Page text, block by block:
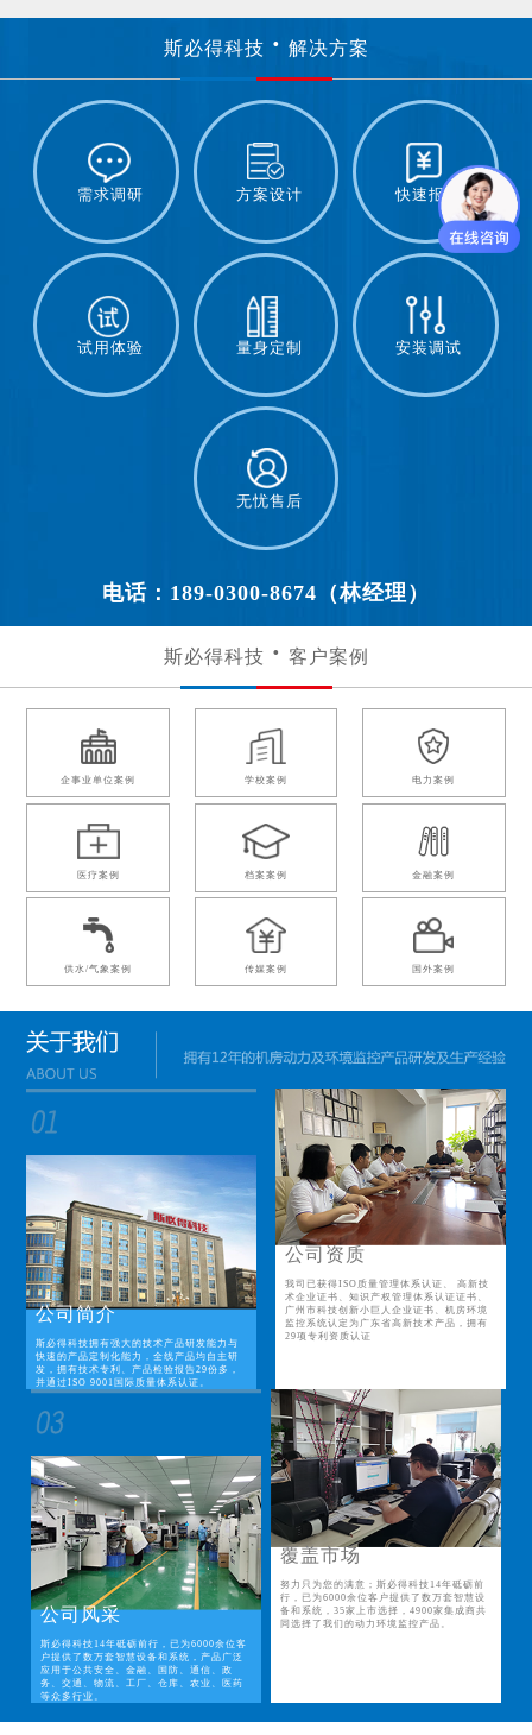
斯必得科技 解决方案
需求调研 方案设计 快速报价
试用体验 量身定制 安装调试
无忧售后
电话：189-0300-8674（林经理）
斯必得科技 客户案例
企事业单位案例 学校案例 电力案例
医疗案例 档案案例 金融案例
供水/气象案例 传媒案例 国外案例
公司简介
斯必得科技拥有强大的技术产品研发能力与
快速的产品定制化能力，全线产品均自主研
发，拥有技术专利、产品检验报告29份多，
并通过ISO 9001国际质量体系认证。
公司资质
我司已获得ISO质量管理体系认证、 高新技
术企业证书、知识产权管理体系认证证书、
广州市科技创新小巨人企业证书、机房环境
监控系统认定为广东省高新技术产品，拥有
29项专利资质认证
公司风采
斯必得科技14年砥砺前行，已为6000余位客
户提供了数万套智慧设备和系统，产品广泛
应用于公共安全、金融、国防、通信、政
务、交通、物流、工厂、仓库、农业、医药
等众多行业。
覆盖市场
努力只为您的满意；斯必得科技14年砥砺前
行，已为6000余位客户提供了数万套智慧设
备和系统，35家上市选择，4900家集成商共
同选择了我们的动力环境监控产品。